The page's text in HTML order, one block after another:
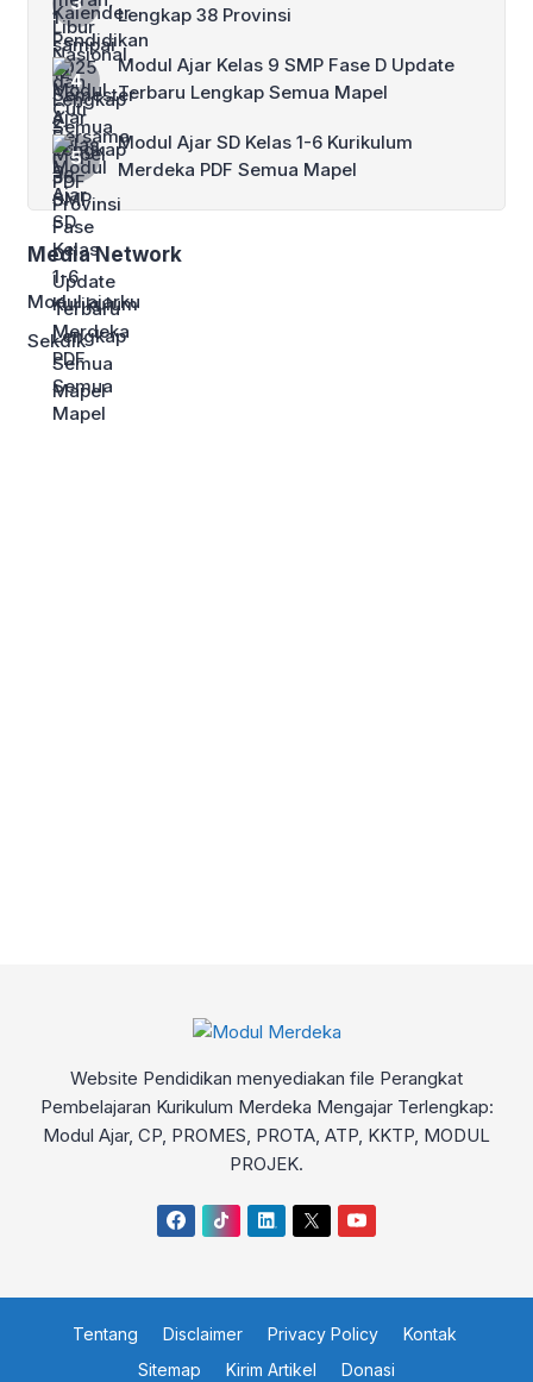
Lengkap 38 Provinsi
Modul Ajar Kelas 9 SMP Fase D Update
Terbaru Lengkap Semua Mapel
Modul Ajar SD Kelas 1-6 Kurikulum
Merdeka PDF Semua Mapel
Media Network
Modul ajarku
Sekdik
Website Pendidikan menyediakan file Perangkat
Pembelajaran Kurikulum Merdeka Mengajar Terlengkap:
Modul Ajar, CP, PROMES, PROTA, ATP, KKTP, MODUL
PROJEK.
Tentang Disclaimer Privacy Policy
Kontak
Sitemap
Kirim Artikel Donasi